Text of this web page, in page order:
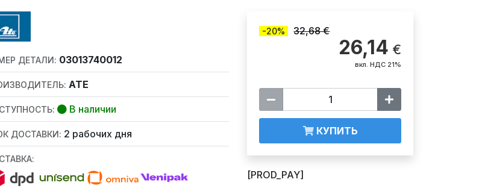
ДЕТАЛИ: 03013740012
ATE
В наличии
ДОСТАВКИ: 2 рабочих дня
-20% 32,68 €
26,14 €
вкл. НДС 21%
КУПИТЬ
[PROD_PAY]